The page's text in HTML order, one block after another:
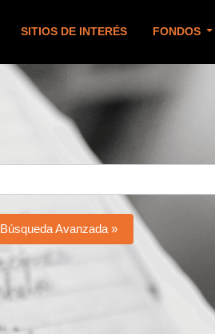
SITIOS DE INTERÉS FONDOS
Búsqueda Avanzada »